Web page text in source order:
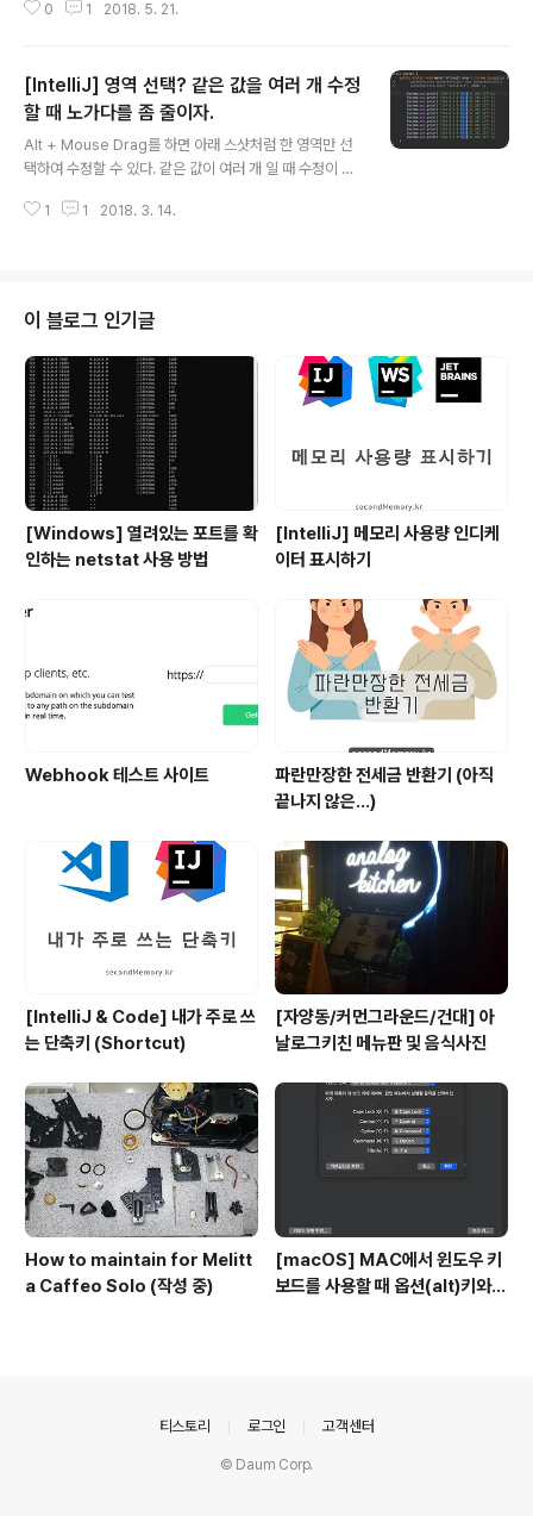
온다. 커서가 메소드 밖 클래스 안에 있으면 클래스명이 먼
0 1 2018. 5. 21.
[IntelliJ] 영역 선택? 같은 값을 여러 개 수정
할 때 노가다를 좀 줄이자.
Alt + Mouse Drag를 하면 아래 스샷처럼 한 영역만 선
택하여 수정할 수 있다. 같은 값이 여러 개 일 때 수정이 편
고 싶으면 다른데를 클릭하면 된다.
1 1 2018. 3. 14.
이 블로그 인기글
[Windows] 열려있는 포트를 확
인하는 netstat 사용 방법
[IntelliJ] 메모리 사용량 인디케
이터 표시하기
Webhook 테스트 사이트
파란만장한 전세금 반환기 (아직
끝나지 않은...)
[IntelliJ & Code] 내가 주로 쓰
는 단축키 (Shortcut)
[자양동/커먼그라운드/건대] 아
날로그키친 메뉴판 및 음식사진
How to maintain for Melitt
a Caffeo Solo (작성 중)
[macOS] MAC에서 윈도우 키
보드를 사용할 때 옵션(alt)키와
티스토리 로그인 고객센터
© Daum Corp.